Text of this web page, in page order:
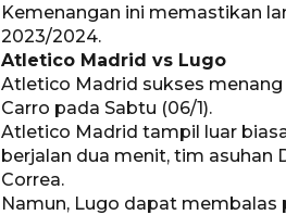
Kemenangan ini memastikan
2023/2024.
Atletico Madrid vs Lugo
Atletico Madrid sukses
Carro pada Sabtu (06/1).
Atletico Madrid tampil luar
berjalan dua menit, tim asuhan
Correa.
Namun, Lugo dapat